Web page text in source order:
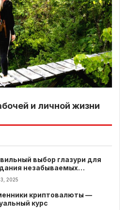
и личной жизни
выбор глазури для
незабываемых
угощений
2025
криптовалюты —
курс